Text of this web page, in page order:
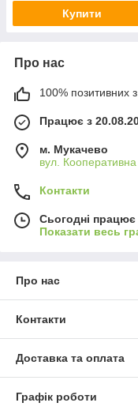
Купити
Про нас
100% позитивних з
Працює з
м. Мукачево
вул.
Контакти
Сьогодні
Показати весь
Про нас
Контакти
Доставка та оплата
Графік роботи